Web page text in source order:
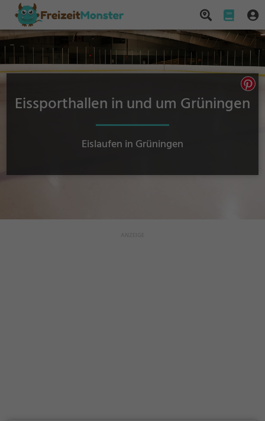
Eissporthallen in und um Grüningen
Eislaufen in Grüningen